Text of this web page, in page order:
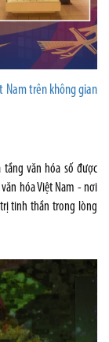
Nam trên không gian
văn hóa số được
hóa Việt Nam - nơi
tinh thần trong lòng